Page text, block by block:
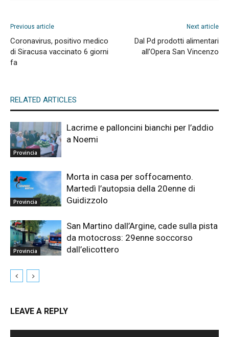
Previous article
Coronavirus, positivo medico
di Siracusa vaccinato 6 giorni
fa
Next article
Dal Pd prodotti alimentari
all’Opera San Vincenzo
RELATED ARTICLES
Provincia
Lacrime e palloncini bianchi per l’addio
a Noemi
Provincia
Morta in casa per soffocamento.
Martedì l’autopsia della 20enne di
Guidizzolo
Provincia
San Martino dall’Argine, cade sulla pista
da motocross: 29enne soccorso
dall’elicottero
LEAVE A REPLY